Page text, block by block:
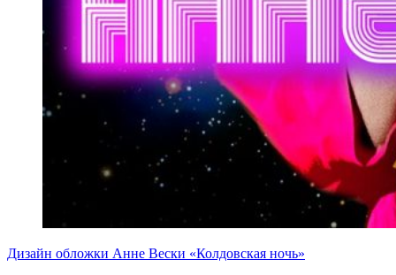
Дизайн обложки Анне Вески «Колдовская ночь»